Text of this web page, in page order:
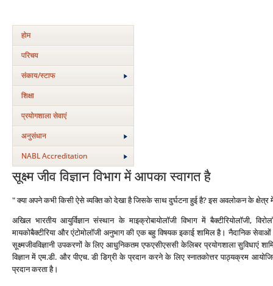
होम
परिचय
संकाय/स्‍टाफ
शिक्षा
प्रयोगशाला सेवाएं
अनुसंधान
NABL Accreditation
सूक्ष्म जीव विज्ञान विभाग में आपका स्वागत है
" क्‍या अपने कभी किसी ऐसे व्‍यक्ति को देखा है जिसके साथ दुर्घटना हुई है? इस अवलोकन के
अखिल भारतीय आयुर्विज्ञान संस्‍थान के माइक्रोबायोलॉजी विभाग में बैक्‍टीरियोलॉजी,
मायकोबैक्‍टीरिया और एंटोमोलॉजी अनुभाग की एक बहु विषयक इकाई शामिल है। नैदानिक
सूक्ष्मजीवविज्ञानी उपकरणों के लिए आधुनिकतम एफएसीएससी केलिबर प्रयोगशाला सुविधाएं
विज्ञान में एम.डी. और पीएच. डी डिग्री के प्रदान करने के लिए स्नातकोत्तर पाठ्यक्रम
प्रदान करता है।